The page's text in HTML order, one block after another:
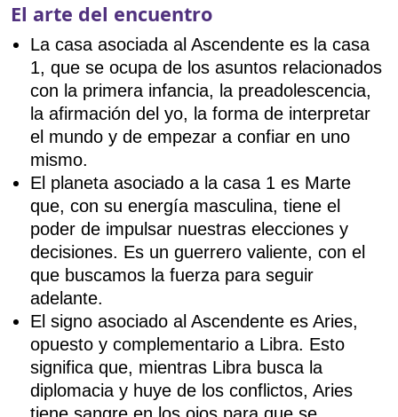
El arte del encuentro
La casa asociada al Ascendente es la casa
1, que se ocupa de los asuntos relacionados
con la primera infancia, la preadolescencia,
la afirmación del yo, la forma de interpretar
el mundo y de empezar a confiar en uno
mismo.
El planeta asociado a la casa 1 es Marte
que, con su energía masculina, tiene el
poder de impulsar nuestras elecciones y
decisiones. Es un guerrero valiente, con el
que buscamos la fuerza para seguir
adelante.
El signo asociado al Ascendente es Aries,
opuesto y complementario a Libra. Esto
significa que, mientras Libra busca la
diplomacia y huye de los conflictos, Aries